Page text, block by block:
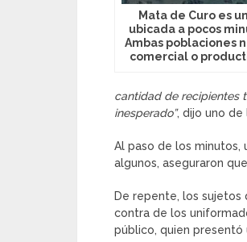
Mata de Curo es
ubicada a pocos
Ambas poblaciones
comercial o
cantidad de recipientes
inesperado”, dijo uno
Al paso de los minutos,
algunos, aseguraron
De repente, los
contra de los
público, quien presentó